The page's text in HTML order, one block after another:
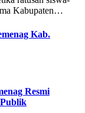
Kabupaten…
Kab.
Resmi